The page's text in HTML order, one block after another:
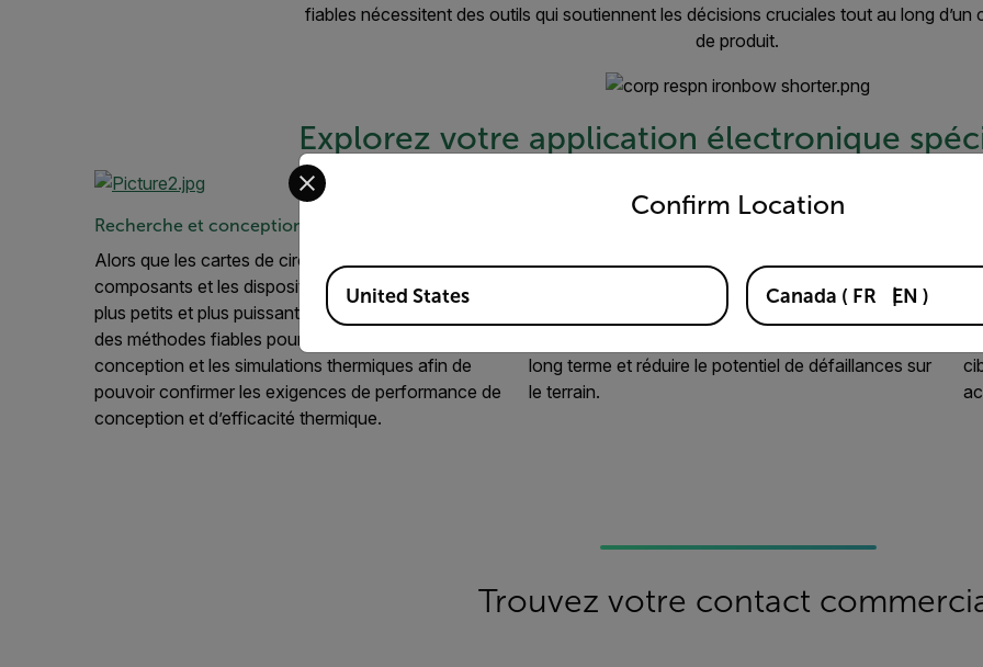
fiables nécessitent des outils qui soutiennent les décisions cruciales tout au long
de produit.
Explorez votre application électronique
Recherche et conception
Alors que les cartes de circuits électroniques, les
composants et les dispositifs individuels deviennent
plus petits et plus puissants, il est essentiel d’avoir
des méthodes fiables pour vérifier les concepts de
conception et les simulations thermiques afin de
pouvoir confirmer les exigences de performance de
conception et d’efficacité thermique.
performance thermique des composants et des
systèmes électroniques peuvent valider les
long terme et réduire le potentiel de défaillances sur
le terrain.
Trouvez votre contact
Confirm Location
Select your preferred country and language from the options below to access the
Available Locations
United States Canada ( FR EN )